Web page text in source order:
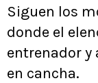
Siguen los
donde el
entrenador y
en cancha.